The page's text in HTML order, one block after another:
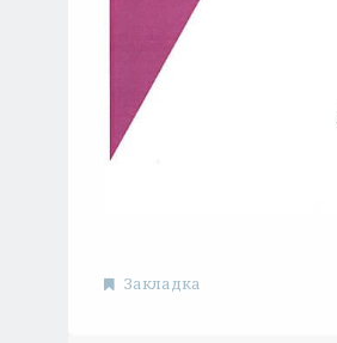
Закладка